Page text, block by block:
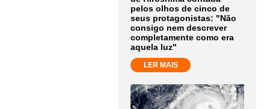
pelos olhos de cinco de
seus protagonistas: "Não
consigo nem descrever
completamente como era
aquela luz"
LER MAIS